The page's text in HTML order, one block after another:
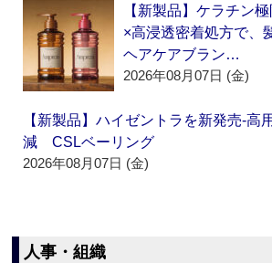
【新製品】ケラチン
×高浸透密着処方で、
ヘアケアブラン…
2026年08月07日 (金)
【新製品】ハイゼントラを新発売‐高
減 CSLベーリング
2026年08月07日 (金)
人事・組織